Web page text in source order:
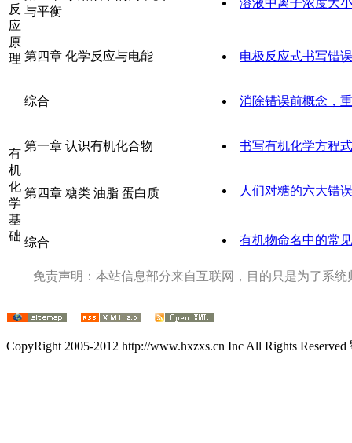
反
应
原
理
与平衡
溶液中离子浓度大
第四章 化学反应与电能 电极反应式书写错
综合 消除错误前概念，
有
机
化
学
基
础
第一章 认识有机化合物 书写有机化学方程
第四章 糖类 油脂 蛋白质 人们对糖的六大错
综合 有机物命名中的常
免责声明：本站信息部分来自互联网，目的只是为了系
CopyRight 2005-2012 http://www.hxzxs.cn Inc All Rights